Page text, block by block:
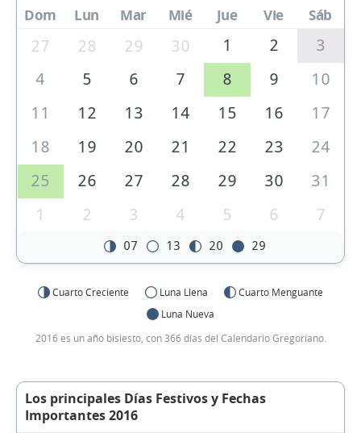
Dom Lun Mar Mié Jue Vie Sáb
27 28 29 30 1 2
3
4
5 6 7 8 9
10
11
12 13 14 15 16
17
18
19 20 21 22 23
24
25
26 27 28 29 30
31
1
2 3 4 5 6 7
07 13 20 29
Cuarto Creciente Luna Llena
Cuarto Menguante
Luna Nueva
2016 es un año bisiesto, con 366 días del Calendario Gregoriano.
Los principales Días Festivos y Fechas
Importantes 2016